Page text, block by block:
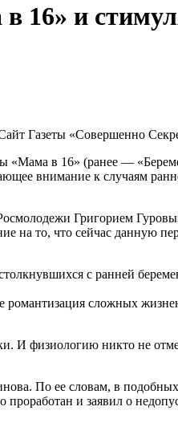
16» и
в 16» (ранее —
внимание к случаям
Григорием
на то, что сейчас данную
с ранней
сложных
И физиологию никто не
По ее словам, в подобных
и заявил о